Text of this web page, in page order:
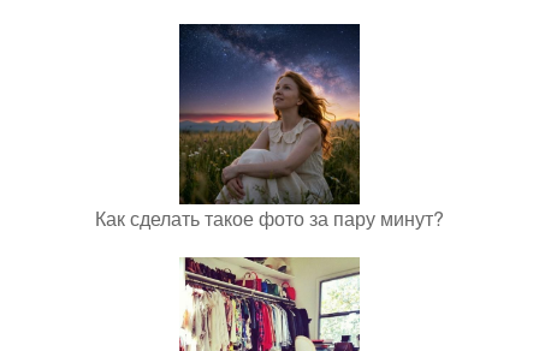
Как сделать такое фото за пару минут?